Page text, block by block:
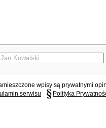
wpisy są prywatnymi
serwisu
Polityka